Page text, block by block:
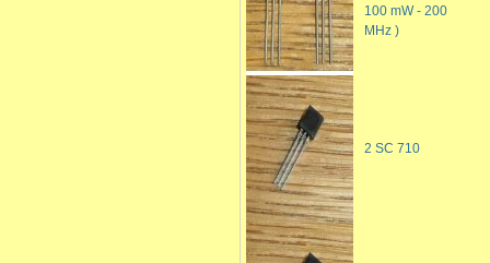
100 mW - 200
MHz )
2 SC 710